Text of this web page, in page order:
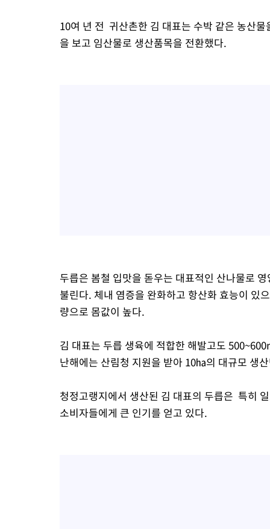
10여 년 전 귀산촌한 김 대표는 수박 같은 농산
을 보고 임산물로 생산품목을 전환했다.
두릅은 봄철 입맛을 돋우는 대표적인 산나물로
불린다. 체내 염증을 완화하고 항산화 효능이 있
량으로 몸값이 높다.
김 대표는 두릅 생육에 적합한 해발고도
난해에는 산림청 지원을 받아 10㏊의 대규모 생
청정고랭지에서 생산된 김 대표의 두릅은 특히
소비자들에게 큰 인기를 얻고 있다.